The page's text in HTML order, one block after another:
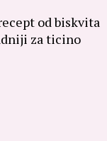
od biskvita
za ticino